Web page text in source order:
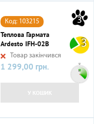
3
3
Код: 103215
Теплова Гармата
Ardesto IFH-02B
Товар закінчився
Ціна
1 299,00 грн.
У КОШИК